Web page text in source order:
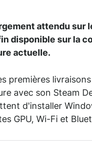
attendu sur
disponible sur la
actuelle.
premières
avec son Steam
d'installer
GPU, Wi-Fi et